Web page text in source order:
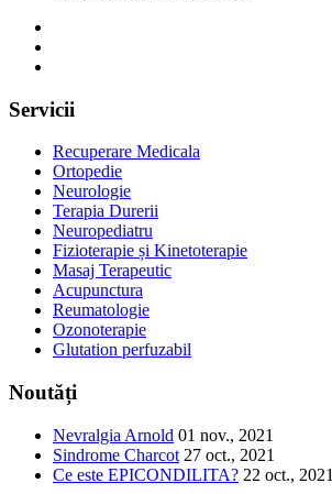
Servicii
Recuperare Medicala
Ortopedie
Neurologie
Terapia Durerii
Neuropediatru
Fizioterapie și Kinetoterapie
Masaj Terapeutic
Acupunctura
Reumatologie
Ozonoterapie
Glutation perfuzabil
Noutăți
Nevralgia Arnold 01 nov., 2021
Sindrome Charcot 27 oct., 2021
Ce este EPICONDILITA? 22 oct., 2021